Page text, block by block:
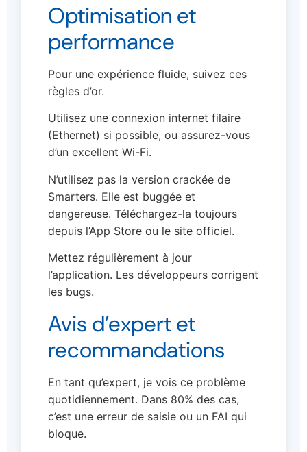
Optimisation et
performance
Pour une expérience fluide, suivez ces
règles d’or.
Utilisez une connexion internet filaire
(Ethernet) si possible, ou assurez-vous
d’un excellent Wi-Fi.
N’utilisez pas la version crackée de
Smarters. Elle est buggée et
dangereuse. Téléchargez-la toujours
depuis l’App Store ou le site officiel.
Mettez régulièrement à jour
l’application. Les développeurs corrigent
les bugs.
Avis d’expert et
recommandations
En tant qu’expert, je vois ce problème
quotidiennement. Dans 80% des cas,
c’est une erreur de saisie ou un FAI qui
bloque.